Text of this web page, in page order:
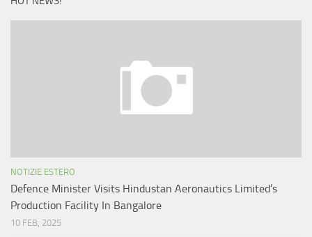
NOTIZIE ESTERO
Defence Minister Visits Hindustan Aeronautics Limited’s
Production Facility In Bangalore
10 FEB, 2025